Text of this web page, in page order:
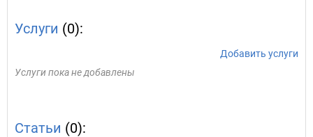
Услуги (0):
Добавить услуги
Услуги пока не добавлены
Статьи (0):